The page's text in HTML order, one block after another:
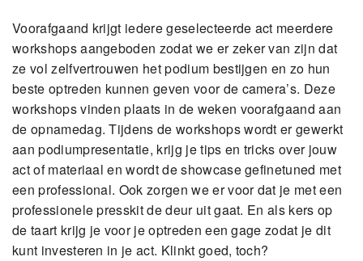
Voorafgaand krijgt iedere geselecteerde act meerdere
workshops aangeboden zodat we er zeker van zijn dat
ze vol zelfvertrouwen het podium bestijgen en zo hun
beste optreden kunnen geven voor de camera’s. Deze
workshops vinden plaats in de weken voorafgaand aan
de opnamedag. Tijdens de workshops wordt er gewerkt
aan podiumpresentatie, krijg je tips en tricks over jouw
act of materiaal en wordt de showcase gefinetuned met
een professional. Ook zorgen we er voor dat je met een
professionele presskit de deur uit gaat. En als kers op
de taart krijg je voor je optreden een gage zodat je dit
kunt investeren in je act. Klinkt goed, toch?